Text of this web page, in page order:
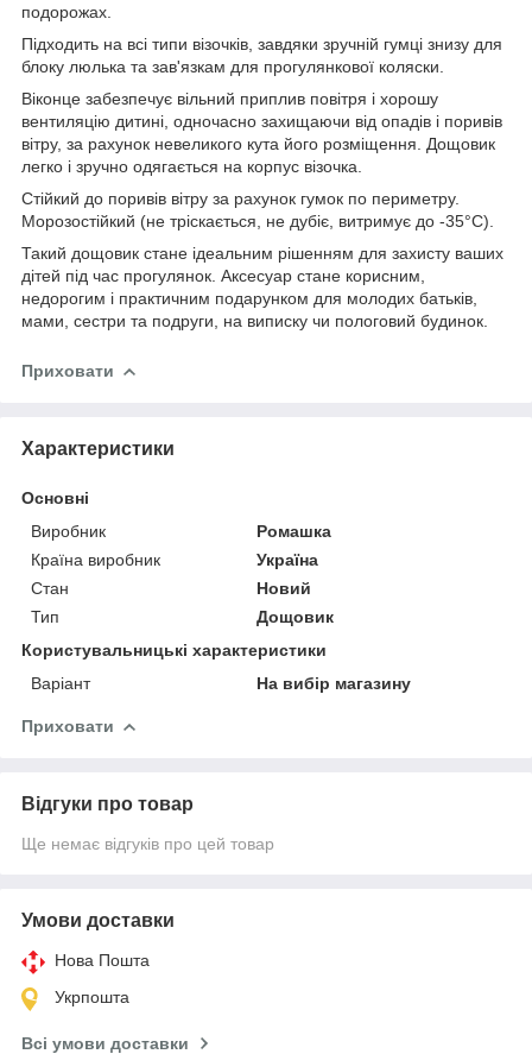
подорожах.
Підходить на всі типи візочків, завдяки зручній гумці знизу для
блоку люлька та зав'язкам для прогулянкової коляски.
Віконце забезпечує вільний приплив повітря і хорошу
вентиляцію дитині, одночасно захищаючи від опадів і поривів
вітру, за рахунок невеликого кута його розміщення. Дощовик
легко і зручно одягається на корпус візочка.
Стійкий до поривів вітру за рахунок гумок по периметру.
Морозостійкий (не тріскається, не дубіє, витримує до -35°С).
Такий дощовик стане ідеальним рішенням для захисту ваших
дітей під час прогулянок. Аксесуар стане корисним,
недорогим і практичним подарунком для молодих батьків,
мами, сестри та подруги, на виписку чи пологовий будинок.
Приховати
Характеристики
Основні
Виробник
Ромашка
Країна виробник
Україна
Стан
Новий
Тип
Дощовик
Користувальницькі характеристики
Варіант
На вибір магазину
Приховати
Відгуки про товар
Ще немає відгуків про цей товар
Умови доставки
Нова Пошта
Укрпошта
Всі умови доставки